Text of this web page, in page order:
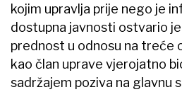
kojim upravlja prije nego je
dostupna javnosti ostvario
prednost u odnosu na treće
kao član uprave vjerojatno
sadržajem poziva na glavnu